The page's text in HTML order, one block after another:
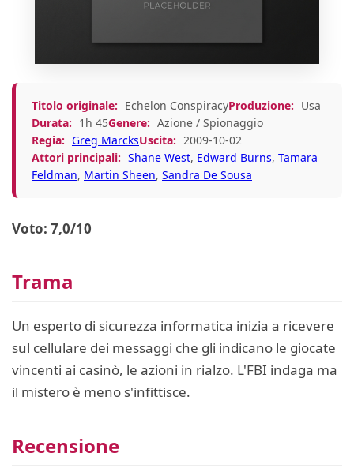
Titolo originale: Echelon ConspiracyProduzione: Usa
Durata: 1h 45Genere: Azione / Spionaggio
Regia: Greg MarcksUscita: 2009-10-02
Attori principali: Shane West, Edward Burns, Tamara
Feldman, Martin Sheen, Sandra De Sousa
Voto: 7,0/10
Trama
Un esperto di sicurezza informatica inizia a ricevere
sul cellulare dei messaggi che gli indicano le giocate
vincenti ai casinò, le azioni in rialzo. L'FBI indaga ma
il mistero è meno s'infittisce.
Recensione